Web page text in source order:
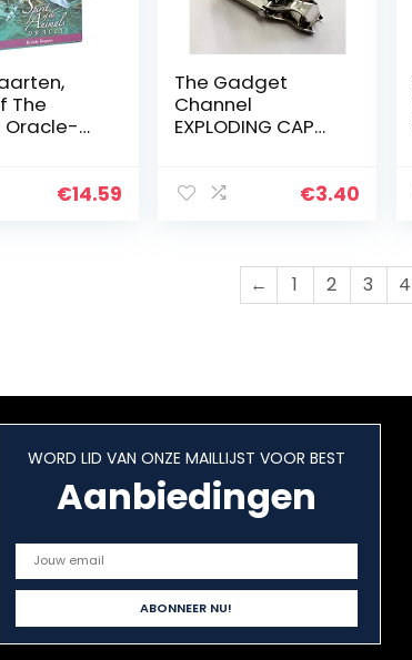
The
Oracle-
Oracle
€14.59
The Gadget
Channel
EXPLODING CAP
GRAPPIGE
SPEELGOED GIFT
€3.40
← 1 2 3 4
WORD LID VAN ONZE MAILLIJST VOOR BEST
Aanbiedingen